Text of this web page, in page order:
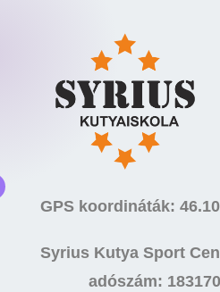
GPS koordináták:
Syrius Kutya Sport
adószám: